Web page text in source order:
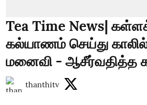
Tea Time News|
கல்யாணம் செய்து காலில்
மனைவி -
thanthitv